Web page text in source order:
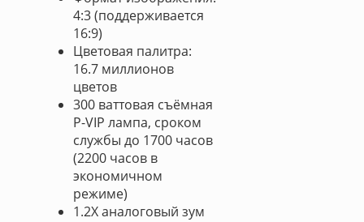
4:3 (поддерживается
16:9)
Цветовая палитра:
16.7 миллионов
цветов
300 ваттовая съёмная
P-VIP лампа, сроком
службы до 1700 часов
(2200 часов в
экономичном
режиме)
1.2Х аналоговый зум